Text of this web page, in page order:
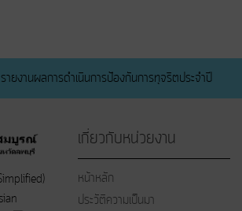
รายงานผลการดำเนินการป้องกันการทุจริตประจำปี
เกี่ยวกับหน่วยงาน
หน้าหลัก
ประวัติความเป็นมา